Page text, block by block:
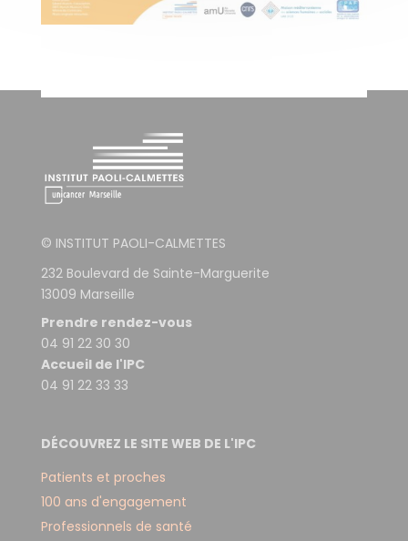
© INSTITUT PAOLI-CALMETTES
232 Boulevard de Sainte-Marguerite
13009 Marseille
Prendre rendez-vous
04 91 22 30 30
Accueil de l'IPC
04 91 22 33 33
DÉCOUVREZ LE SITE WEB DE L'IPC
Patients et proches
100 ans d'engagement
Professionnels de santé